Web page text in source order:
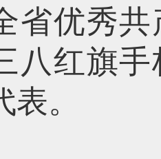
省优秀
八红旗
。